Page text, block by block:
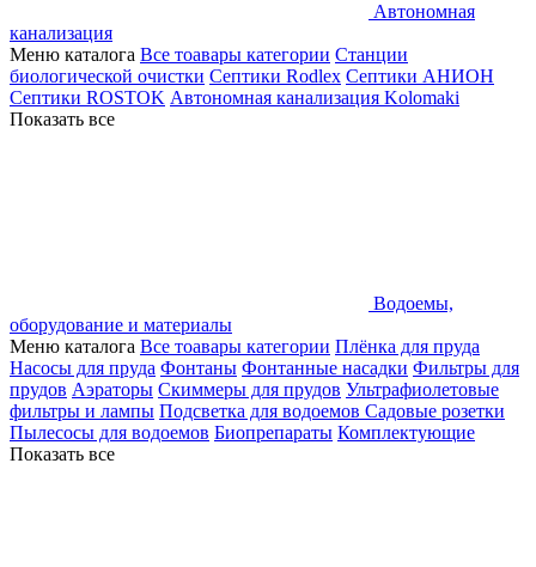
Автономная
канализация
Меню каталога Все тоавары категории Станции
биологической очистки Септики Rodlex Септики АНИОН
Септики ROSTOK Автономная канализация Kolomaki
Показать все
Водоемы,
оборудование и материалы
Меню каталога Все тоавары категории Плёнка для пруда
Насосы для пруда Фонтаны Фонтанные насадки Фильтры для
прудов Аэраторы Скиммеры для прудов Ультрафиолетовые
фильтры и лампы Подсветка для водоемов Садовые розетки
Пылесосы для водоемов Биопрепараты Комплектующие
Показать все